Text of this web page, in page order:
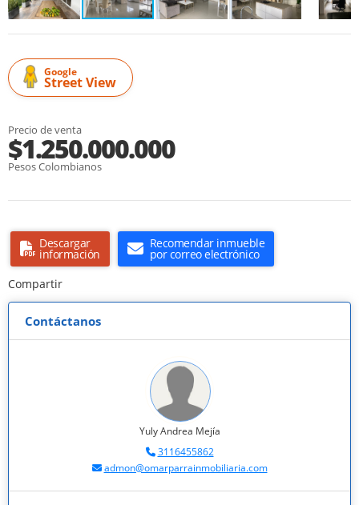
Google
Street View
Precio de venta
$1.250.000.000
Pesos Colombianos
Descargar
información
Recomendar inmueble
por correo electrónico
Compartir
Contáctanos
Yuly Andrea Mejía
3116455862
admon@omarparrainmobiliaria.com